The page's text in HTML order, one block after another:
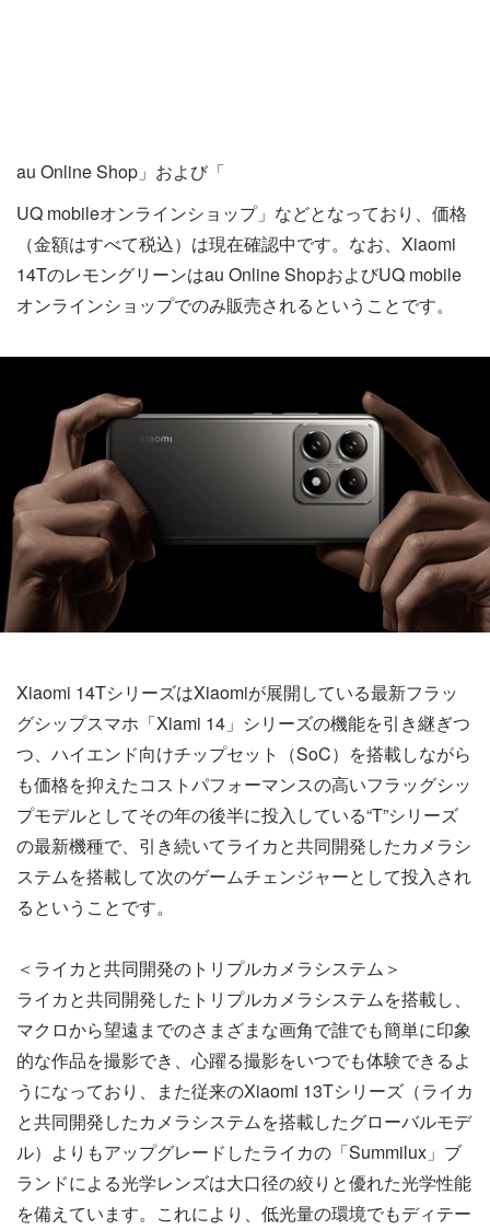
au Online Shop」および「
UQ mobileオンラインショップ」などとなっており、価格
（金額はすべて税込）は現在確認中です。なお、Xiaomi
14Tのレモングリーンはau Online ShopおよびUQ mobile
オンラインショップでのみ販売されるということです。
Xiaomi 14TシリーズはXiaomiが展開している最新フラッ
グシップスマホ「Xiami 14」シリーズの機能を引き継ぎつ
つ、ハイエンド向けチップセット（SoC）を搭載しながら
も価格を抑えたコストパフォーマンスの高いフラッグシッ
プモデルとしてその年の後半に投入している“T”シリーズ
の最新機種で、引き続いてライカと共同開発したカメラシ
ステムを搭載して次のゲームチェンジャーとして投入され
るということです。
＜ライカと共同開発のトリプルカメラシステム＞
ライカと共同開発したトリプルカメラシステムを搭載し、
マクロから望遠までのさまざまな画角で誰でも簡単に印象
的な作品を撮影でき、心躍る撮影をいつでも体験できるよ
うになっており、また従来のXiaomi 13Tシリーズ（ライカ
と共同開発したカメラシステムを搭載したグローバルモデ
ル）よりもアップグレードしたライカの「Summilux」ブ
ランドによる光学レンズは大口径の絞りと優れた光学性能
を備えています。これにより、低光量の環境でもディテー